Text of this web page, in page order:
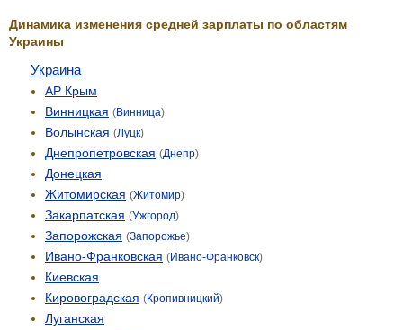
Динамика изменения средней зарплаты по областям
Украины
Украина
АР Крым
Винницкая (Винница)
Волынская (Луцк)
Днепропетровская (Днепр)
Донецкая
Житомирская (Житомир)
Закарпатская (Ужгород)
Запорожская (Запорожье)
Ивано-Франковская (Ивано-Франковск)
Киевская
Кировоградская (Кропивницкий)
Луганская